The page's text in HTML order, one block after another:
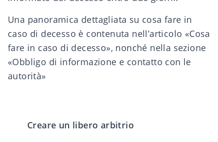
Una panoramica dettagliata su cosa fare in
caso di decesso è contenuta nell’articolo «Cosa
fare in caso di decesso», nonché nella sezione
«Obbligo di informazione e contatto con le
autorità»
Creare un libero arbitrio